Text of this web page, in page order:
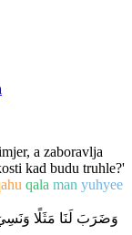
a zaboravlja
kad budu truhle?'
qala man yuhyee
وَضَرَبَ لَنَا مَثَلًا